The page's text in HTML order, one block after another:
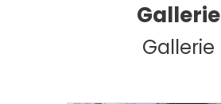
Gallerie
Gallerie